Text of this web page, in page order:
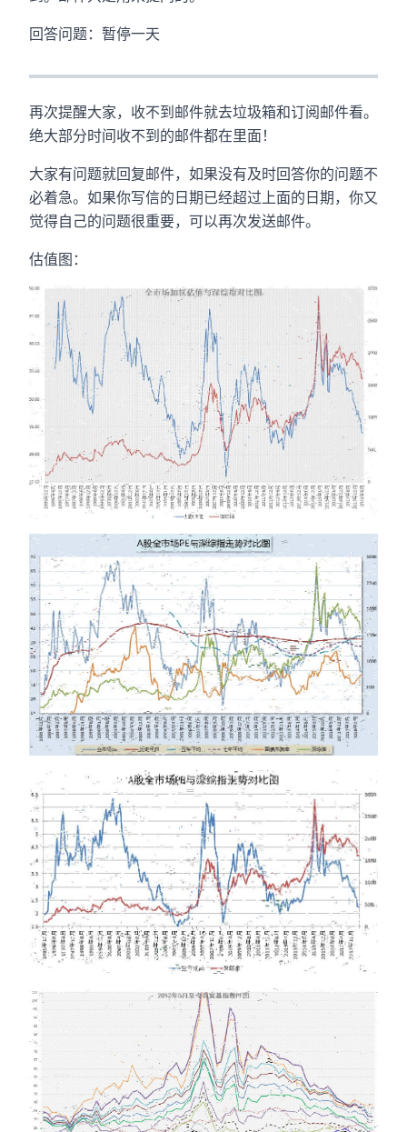
回答问题：暂停一天
再次提醒大家，收不到邮件就去垃圾箱和订阅邮件看。
绝大部分时间收不到的邮件都在里面！
大家有问题就回复邮件，如果没有及时回答你的问题不
必着急。如果你写信的日期已经超过上面的日期，你又
觉得自己的问题很重要，可以再次发送邮件。
估值图：